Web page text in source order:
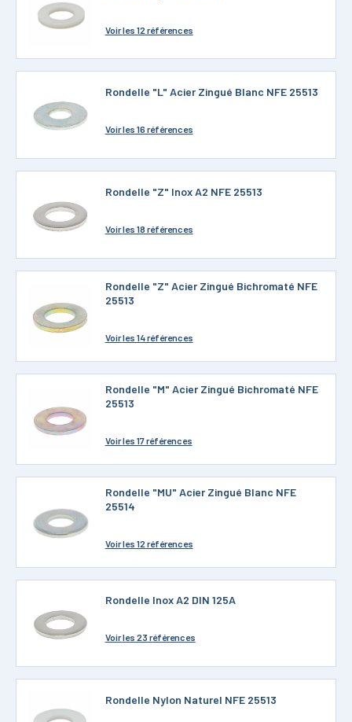
Voirles 12 références
Rondelle "L" Acier Zingué Blanc NFE 25513
Voirles 16 références
Rondelle "Z" Inox A2 NFE 25513
Voirles 18 références
Rondelle "Z" Acier Zingué Bichromaté NFE
25513
Voirles 14 références
Rondelle "M" Acier Zingué Bichromaté NFE
25513
Voirles 17 références
Rondelle "MU" Acier Zingué Blanc NFE
25514
Voirles 12 références
Rondelle Inox A2 DIN 125A
Voirles 23 références
Rondelle Nylon Naturel NFE 25513